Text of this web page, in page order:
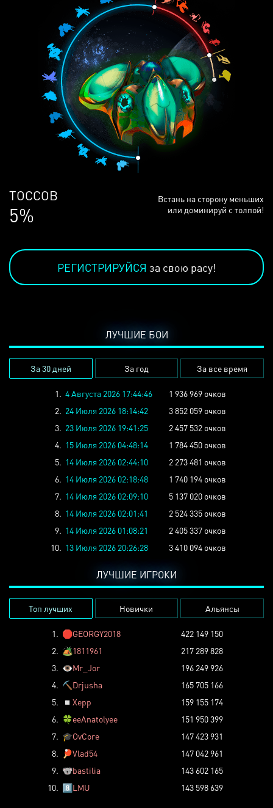
ЛЮДЕЙ
68%
Встань на сторону меньших
или доминируй с толпой!
РЕГИСТРИРУЙСЯ за свою расу!
ЛУЧШИЕ БОИ
За 30 дней За год За все время
1. 4 Августа 2026 17:44:46
1 936 969 очков
2. 24 Июля 2026 18:14:42
3 852 059 очков
3. 23 Июля 2026 19:41:25
2 457 532 очков
4. 15 Июля 2026 04:48:14
1 784 450 очков
5. 14 Июля 2026 02:44:10
2 273 481 очков
6. 14 Июля 2026 02:18:48
1 740 194 очков
7. 14 Июля 2026 02:09:10
5 137 020 очков
8. 14 Июля 2026 02:01:41
2 524 335 очков
9. 14 Июля 2026 01:08:21
2 405 337 очков
10. 13 Июля 2026 20:26:28 3 410 094 очков
ЛУЧШИЕ ИГРОКИ
Топ лучших Новички Альянсы
1. 🛑GEORGY2018
422 149 150
2. 🏕️1811961
217 289 828
3. 👁️Mr_Jor
196 249 926
4. ⛏️ Drjusha
165 705 166
5.
◽ Xepp
159 155 174
6. 🍀eeAnatolyee
151 950 399
7. 🎓OvCore
147 423 931
8.
🏓Vlad54
147 042 961
9. 🐨bastilia
143 602 165
10. 8️⃣LMU 143 598 639